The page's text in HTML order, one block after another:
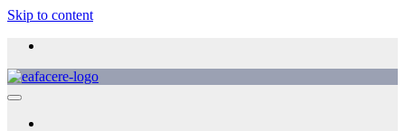
Skip to content